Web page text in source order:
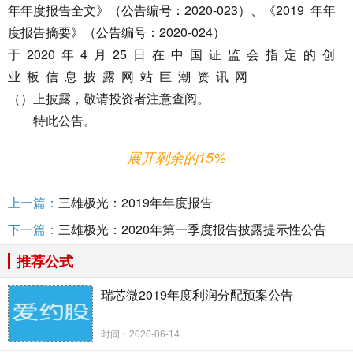
年年度报告全文》（公告编号：2020-023）、《2019 年年
度报告摘要》（公告编号：2020-024）
于 2020 年 4 月 25 日 在 中 国 证 监 会 指 定 的 创
业 板 信 息 披 露 网 站 巨 潮 资 讯 网
（）上披露，敬请投资者注意查阅。
特此公告。
广东
三雄极光照明股份有限公司董事会
2020 年 4 月 23 日
展开剩余的15%
上一篇： 三雄极光：2019年年度报告
下一篇： 三雄极光：2020年第一季度报告披露提示性公告
推荐公式
瑞芯微2019年度利润分配预案公告
时间：2020-06-14